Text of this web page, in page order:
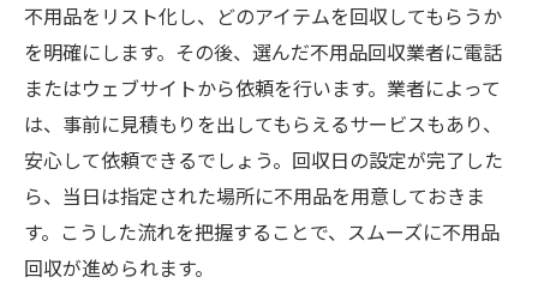
不用品をリスト化し、どのアイテムを回収してもらうか
を明確にします。その後、選んだ不用品回収業者に電話
またはウェブサイトから依頼を行います。業者によって
は、事前に見積もりを出してもらえるサービスもあり、
安心して依頼できるでしょう。回収日の設定が完了した
ら、当日は指定された場所に不用品を用意しておきま
す。こうした流れを把握することで、スムーズに不用品
回収が進められます。